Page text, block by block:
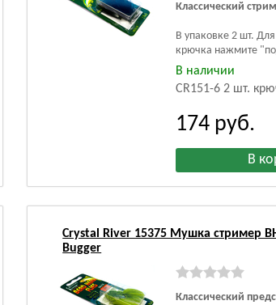
Классический
В упаковке 2 шт.
крючка нажмите
В наличии
CR151-6 2 шт.
174 руб.
Crystal River 15375 Мушка стример
Bugger
Классический